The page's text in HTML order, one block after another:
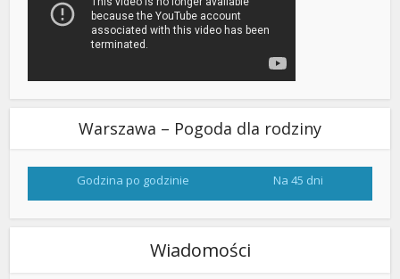
Warszawa – Pogoda dla rodziny
Godzina po godzinie Na 45 dni
Wiadomości